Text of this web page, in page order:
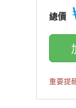
總價
重要提